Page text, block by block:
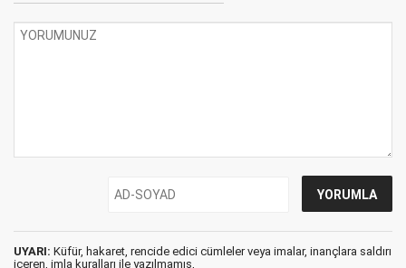
UYARI: Küfür, hakaret, rencide edici cümleler veya imalar, inançlara saldırı
içeren, imla kuralları ile yazılmamış,